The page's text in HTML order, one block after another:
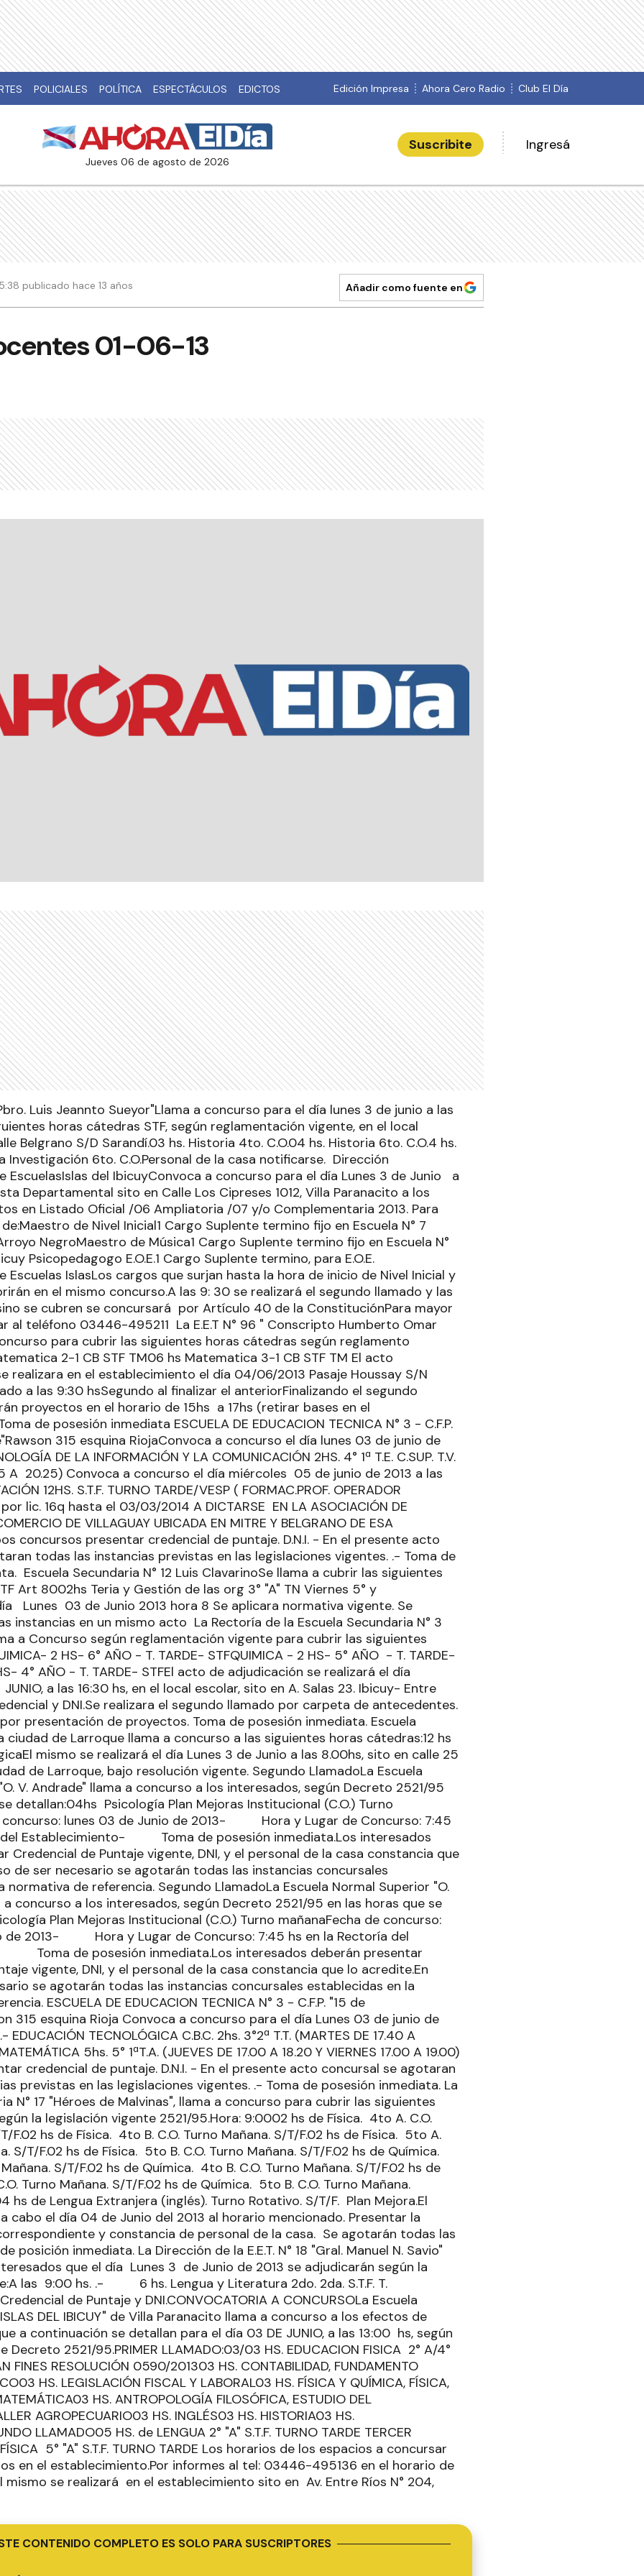
POLICIALES POLÍTICA ESPECTÁCULOS EDICTOS Edición Impresa Ahora Cero Radio Club El Día
jueves 06 de agosto de 2026
Suscribite Ingresá
publicado hace 13 años Añadir como fuente en
01-06-13
Luis Jeannto Sueyor"Llama a concurso para el día lunes 3 de junio a las
horas cátedras STF, según reglamentación vigente, en el local
Belgrano S/D Sarandí.03 hs. Historia 4to. C.O.04 hs. Historia 6to. C.O.4 hs.
Investigación 6to. C.O.Personal de la casa notificarse. Dirección
EscuelasIslas del IbicuyConvoca a concurso para el día Lunes 3 de Junio a
Departamental sito en Calle Los Cipreses 1012, Villa Paranacito a los
en Listado Oficial /06 Ampliatoria /07 y/o Complementaria 2013. Para
de Nivel Inicial1 Cargo Suplente termino fijo en Escuela N° 7
NegroMaestro de Música1 Cargo Suplente termino fijo en Escuela N°
Psicopedagogo E.O.E.1 Cargo Suplente termino, para E.O.E.
Escuelas IslasLos cargos que surjan hasta la hora de inicio de Nivel Inicial y
en el mismo concurso.A las 9: 30 se realizará el segundo llamado y las
se cubren se concursará por Artículo 40 de la ConstituciónPara mayor
al teléfono 03446-495211 La E.E.T N° 96 " Conscripto Humberto Omar
para cubrir las siguientes horas cátedras según reglamento
2-1 CB STF TM06 hs Matematica 3-1 CB STF TM El acto
realizara en el establecimiento el día 04/06/2013 Pasaje Houssay S/N
a las 9:30 hsSegundo al finalizar el anteriorFinalizando el segundo
proyectos en el horario de 15hs a 17hs (retirar bases en el
de posesión inmediata ESCUELA DE EDUCACION TECNICA N° 3 - C.F.P.
315 esquina RiojaConvoca a concurso el día lunes 03 de junio de
DE LA INFORMACIÓN Y LA COMUNICACIÓN 2HS. 4° 1ª T.E. C.SUP. T.V.
A 20.25) Convoca a concurso el día miércoles 05 de junio de 2013 a las
12HS. S.T.F. TURNO TARDE/VESP ( FORMAC.PROF. OPERADOR
por lic. 16q hasta el 03/03/2014 A DICTARSE EN LA ASOCIACIÓN DE
DE VILLAGUAY UBICADA EN MITRE Y BELGRANO DE ESA
concursos presentar credencial de puntaje. D.N.I. - En el presente acto
todas las instancias previstas en las legislaciones vigentes. .- Toma de
Escuela Secundaria N° 12 Luis ClavarinoSe llama a cubrir las siguientes
Art 8002hs Teria y Gestión de las org 3° "A" TN Viernes 5° y
Lunes 03 de Junio 2013 hora 8 Se aplicara normativa vigente. Se
instancias en un mismo acto La Rectoría de la Escuela Secundaria N° 3
a Concurso según reglamentación vigente para cubrir las siguientes
2 HS- 6° AÑO - T. TARDE- STFQUIMICA - 2 HS- 5° AÑO - T. TARDE-
4° AÑO - T. TARDE- STFEl acto de adjudicación se realizará el día
JUNIO, a las 16:30 hs, en el local escolar, sito en A. Salas 23. Ibicuy- Entre
y DNI.Se realizara el segundo llamado por carpeta de antecedentes.
presentación de proyectos. Toma de posesión inmediata. Escuela
ciudad de Larroque llama a concurso a las siguientes horas cátedras:12 hs
mismo se realizará el día Lunes 3 de Junio a las 8.00hs, sito en calle 25
de Larroque, bajo resolución vigente. Segundo LlamadoLa Escuela
V. Andrade" llama a concurso a los interesados, según Decreto 2521/95
detallan:04hs Psicología Plan Mejoras Institucional (C.O.) Turno
concurso: lunes 03 de Junio de 2013- Hora y Lugar de Concurso: 7:45
del Establecimiento- Toma de posesión inmediata.Los interesados
Credencial de Puntaje vigente, DNI, y el personal de la casa constancia que
de ser necesario se agotarán todas las instancias concursales
normativa de referencia. Segundo LlamadoLa Escuela Normal Superior "O.
a concurso a los interesados, según Decreto 2521/95 en las horas que se
Plan Mejoras Institucional (C.O.) Turno mañanaFecha de concurso:
de 2013- Hora y Lugar de Concurso: 7:45 hs en la Rectoría del
Toma de posesión inmediata.Los interesados deberán presentar
vigente, DNI, y el personal de la casa constancia que lo acredite.En
se agotarán todas las instancias concursales establecidas en la
ESCUELA DE EDUCACION TECNICA N° 3 - C.F.P. "15 de
315 esquina Rioja Convoca a concurso para el día Lunes 03 de junio de
TECNOLÓGICA C.B.C. 2hs. 3°2ª T.T. (MARTES DE 17.40 A
5hs. 5° 1ªT.A. (JUEVES DE 17.00 A 18.20 Y VIERNES 17.00 A 19.00)
credencial de puntaje. D.N.I. - En el presente acto concursal se agotaran
previstas en las legislaciones vigentes. .- Toma de posesión inmediata. La
N° 17 "Héroes de Malvinas", llama a concurso para cubrir las siguientes
la legislación vigente 2521/95.Hora: 9:0002 hs de Física. 4to A. C.O.
F.02 hs de Física. 4to B. C.O. Turno Mañana. S/T/F.02 hs de Física. 5to A.
S/T/F.02 hs de Física. 5to B. C.O. Turno Mañana. S/T/F.02 hs de Química.
S/T/F.02 hs de Química. 4to B. C.O. Turno Mañana. S/T/F.02 hs de
Turno Mañana. S/T/F.02 hs de Química. 5to B. C.O. Turno Mañana.
hs de Lengua Extranjera (inglés). Turno Rotativo. S/T/F. Plan Mejora.El
cabo el día 04 de Junio del 2013 al horario mencionado. Presentar la
y constancia de personal de la casa. Se agotarán todas las
posición inmediata. La Dirección de la E.E.T. N° 18 "Gral. Manuel N. Savio"
que el día Lunes 3 de Junio de 2013 se adjudicarán según la
las 9:00 hs. .- 6 hs. Lengua y Literatura 2do. 2da. S.T.F. T.
de Puntaje y DNI.CONVOCATORIA A CONCURSOLa Escuela
DEL IBICUY" de Villa Paranacito llama a concurso a los efectos de
a continuación se detallan para el día 03 DE JUNIO, a las 13:00 hs, según
2521/95.PRIMER LLAMADO:03/03 HS. EDUCACION FISICA 2° A/4°
FINES RESOLUCIÓN 0590/201303 HS. CONTABILIDAD, FUNDAMENTO
HS. LEGISLACIÓN FISCAL Y LABORAL03 HS. FÍSICA Y QUÍMICA, FÍSICA,
HS. ANTROPOLOGÍA FILOSÓFICA, ESTUDIO DEL
AGROPECUARIO03 HS. INGLÉS03 HS. HISTORIA03 HS.
LLAMADO05 HS. de LENGUA 2° "A" S.T.F. TURNO TARDE TERCER
5° "A" S.T.F. TURNO TARDE Los horarios de los espacios a concursar
en el establecimiento.Por informes al tel: 03446-495136 en el horario de
mismo se realizará en el establecimiento sito en Av. Entre Ríos N° 204,
CONTENIDO COMPLETO ES SOLO PARA SUSCRIPTORES